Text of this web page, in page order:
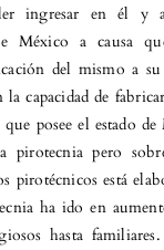
ingresar en él y
México a causa
del mismo a
capacidad de
posee el estado de
pirotecnia pero
pirotécnicos está
ha ido en
hasta